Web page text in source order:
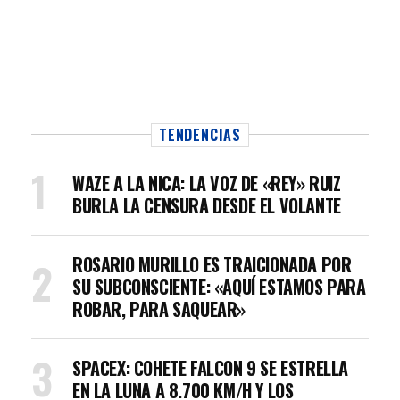
TENDENCIAS
WAZE A LA NICA: LA VOZ DE «REY» RUIZ
BURLA LA CENSURA DESDE EL VOLANTE
ROSARIO MURILLO ES TRAICIONADA POR
SU SUBCONSCIENTE: «AQUÍ ESTAMOS PARA
ROBAR, PARA SAQUEAR»
SPACEX: COHETE FALCON 9 SE ESTRELLA
EN LA LUNA A 8.700 KM/H Y LOS